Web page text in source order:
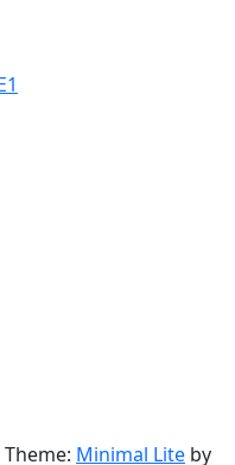
Theme: Minimal Lite by